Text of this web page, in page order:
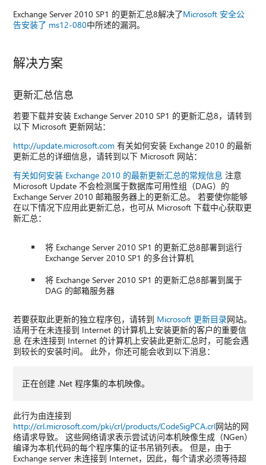
Exchange Server 2010 SP1 的更新汇总8解决了Microsoft 安全公
告安装了 ms12-080中所述的漏洞。
解决方案
更新汇总信息
若要下载并安装 Exchange Server 2010 SP1 的更新汇总8，请转到
以下 Microsoft 更新网站：
http://update.microsoft.com 有关如何安装 Exchange 2010 的最新
更新汇总的详细信息，请转到以下 Microsoft 网站：
有关如何安装 Exchange 2010 的最新更新汇总的常规信息 注意
Microsoft Update 不会检测属于数据库可用性组（DAG）的
Exchange Server 2010 邮箱服务器上的更新汇总。 若要使你能够
在以下情况下应用此更新汇总，也可从 Microsoft 下载中心获取更
新汇总：
将 Exchange Server 2010 SP1 的更新汇总8部署到运行
Exchange Server 2010 SP1 的多台计算机
将 Exchange Server 2010 SP1 的更新汇总8部署到属于
DAG 的邮箱服务器
若要获取此更新的独立程序包，请转到 Microsoft 更新目录网站。
适用于在未连接到 Internet 的计算机上安装更新的客户的重要信
息 在未连接到 Internet 的计算机上安装此更新汇总时，可能会遇
到较长的安装时间。 此外，你还可能会收到以下消息：
正在创建 .Net 程序集的本机映像。
此行为由连接到
http://crl.microsoft.com/pki/crl/products/CodeSigPCA.crl网站的网
络请求导致。 这些网络请求表示尝试访问本机映像生成（NGen）
编译为本机代码的每个程序集的证书吊销列表。 但是，由于
Exchange server 未连接到 Internet，因此，每个请求必须等待超